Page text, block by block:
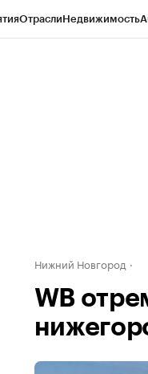
ОтраслиНедвижимость
Нижний Новгород
WB